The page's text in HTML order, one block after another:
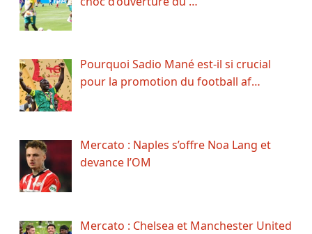
Pourquoi Sadio Mané est-il si crucial
pour la promotion du football af…
Mercato : Naples s’offre Noa Lang et
devance l’OM
Mercato : Chelsea et Manchester United